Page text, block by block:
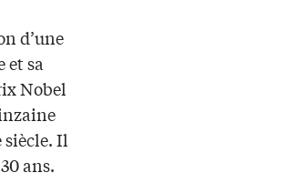
d’une
et sa
Nobel
siècle. Il
ans.